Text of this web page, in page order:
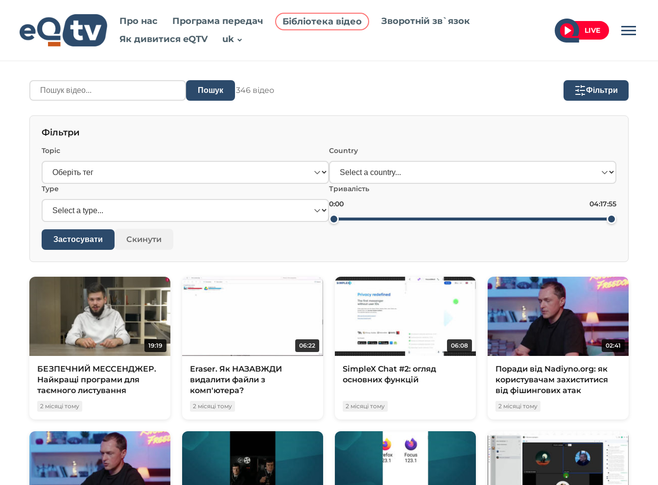
Про нас Програма передач Бібліотека відео
Зворотній зв`язок
Як дивитися eQTV
uk
LIVE
Пошук 346 відео Фільтри
Фільтри
Topic Country
Type
Тривалість
0:00
04:17:55
Застосувати Скинути
19:19
БЕЗПЕЧНИЙ МЕССЕНДЖЕР.
Найкращі програми для
таємного листування
2 місяці тому
06:22
Eraser. Як НАЗАВЖДИ
видалити файли з
комп'ютера?
2 місяці тому
06:08
SimpleX Chat #2: огляд
основних функцій
2 місяці тому
02:41
Поради від Nadiyno.org: як
користувачам захиститися
від фішингових атак
2 місяці тому